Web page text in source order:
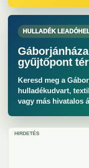
HULLADÉK
gyűjtőpont
Keresd meg a
hulladékudvart,
vagy más hivatalos
HIRDETÉS